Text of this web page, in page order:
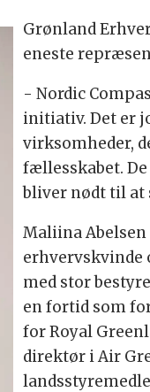
Grønland
eneste
- Nordic
initiativ. Det er
virksomheder,
fællesskabet.
bliver nødt til at
Maliina Abelsen
med stor
en fortid som
for Royal
direktør i Air